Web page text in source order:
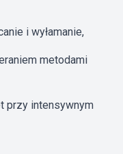
i wyłamanie,
metodami
przy intensywnym